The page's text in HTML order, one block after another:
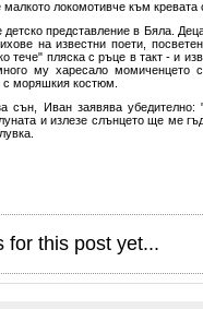
локомотивче към кревата
представление в Бяла.
на известни поети,
тече" пляска с ръце в такт - и
му харесало момиченцето
моряшкия костюм.
сън, Иван заявява убедително:
и излезе слънцето ще ме
for this post yet...